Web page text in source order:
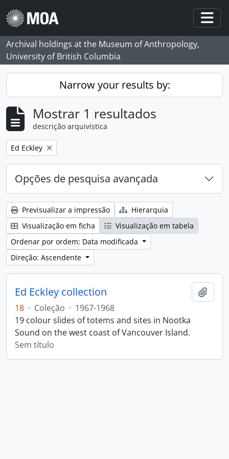
Skip to main content
Archival holdings at the Museum of Anthropology,
University of British Columbia
Narrow your results by:
Mostrar 1 resultados
descrição arquivística
Remove filter:
Ed Eckley
Opções de pesquisa avançada
Previsualizar a impressão
Hierarquia
Visualização em ficha
Visualização em tabela
Ordenar por ordem: Data modificada
Direção: Ascendente
Ed Eckley collection
18 · Coleção · 1967-1968
19 colour slides of totems and sites in Nootka
Sound on the west coast of Vancouver Island.
Sem título